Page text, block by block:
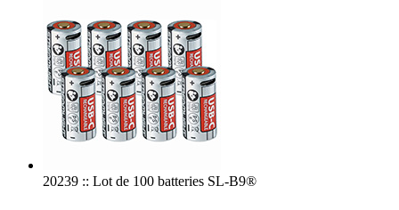
20239 :: Lot de 100 batteries SL-B9®